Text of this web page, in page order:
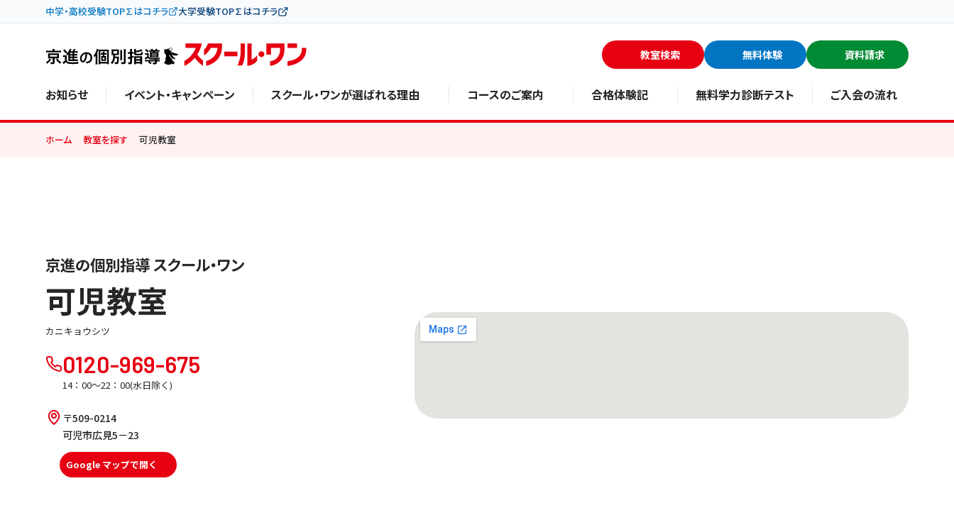
中学・高校受験TOP∑はコチラ 大学受験TOP∑はコチラ
教室検索 無料体験 資料請求
お知らせ イベント・キャンペーン スクール・ワンが選ばれる理由 コースのご案内 合格体験記 無料学力診断テスト ご入会の流れ
ホーム 教室を探す 可児教室
京進の個別指導 スクール・ワン
可児教室
カニキョウシツ
0120-969-675
14：00～22：00(水日除く)
〒509-0214
可児市広見5－23
Google マップで開く